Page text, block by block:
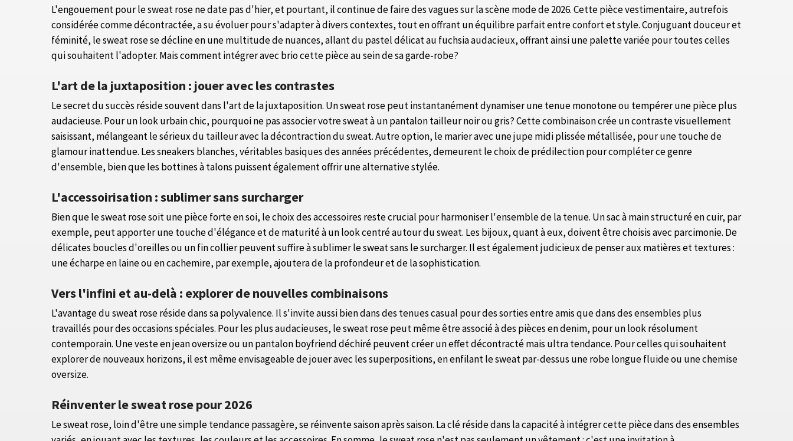
L'engouement pour le sweat rose ne date pas d'hier, et pourtant, il continue de faire des vagues sur la scène mode de 2026. Cette pièce vestimentaire, autrefois
considérée comme décontractée, a su évoluer pour s'adapter à divers contextes, tout en offrant un équilibre parfait entre confort et style. Conjuguant douceur et
féminité, le sweat rose se décline en une multitude de nuances, allant du pastel délicat au fuchsia audacieux, offrant ainsi une palette variée pour toutes celles
qui souhaitent l'adopter. Mais comment intégrer avec brio cette pièce au sein de sa garde-robe?
L'art de la juxtaposition : jouer avec les contrastes
Le secret du succès réside souvent dans l'art de la juxtaposition. Un sweat rose peut instantanément dynamiser une tenue monotone ou tempérer une pièce plus
audacieuse. Pour un look urbain chic, pourquoi ne pas associer votre sweat à un pantalon tailleur noir ou gris? Cette combinaison crée un contraste visuellement
saisissant, mélangeant le sérieux du tailleur avec la décontraction du sweat. Autre option, le marier avec une jupe midi plissée métallisée, pour une touche de
glamour inattendue. Les sneakers blanches, véritables basiques des années précédentes, demeurent le choix de prédilection pour compléter ce genre
d'ensemble, bien que les bottines à talons puissent également offrir une alternative stylée.
L'accessoirisation : sublimer sans surcharger
Bien que le sweat rose soit une pièce forte en soi, le choix des accessoires reste crucial pour harmoniser l'ensemble de la tenue. Un sac à main structuré en cuir, par
exemple, peut apporter une touche d'élégance et de maturité à un look centré autour du sweat. Les bijoux, quant à eux, doivent être choisis avec parcimonie. De
délicates boucles d'oreilles ou un fin collier peuvent suffire à sublimer le sweat sans le surcharger. Il est également judicieux de penser aux matières et textures :
une écharpe en laine ou en cachemire, par exemple, ajoutera de la profondeur et de la sophistication.
Vers l'infini et au-delà : explorer de nouvelles combinaisons
L'avantage du sweat rose réside dans sa polyvalence. Il s'invite aussi bien dans des tenues casual pour des sorties entre amis que dans des ensembles plus
travaillés pour des occasions spéciales. Pour les plus audacieuses, le sweat rose peut même être associé à des pièces en denim, pour un look résolument
contemporain. Une veste en jean oversize ou un pantalon boyfriend déchiré peuvent créer un effet décontracté mais ultra tendance. Pour celles qui souhaitent
explorer de nouveaux horizons, il est même envisageable de jouer avec les superpositions, en enfilant le sweat par-dessus une robe longue fluide ou une chemise
oversize.
Réinventer le sweat rose pour 2026
Le sweat rose, loin d'être une simple tendance passagère, se réinvente saison après saison. La clé réside dans la capacité à intégrer cette pièce dans des ensembles